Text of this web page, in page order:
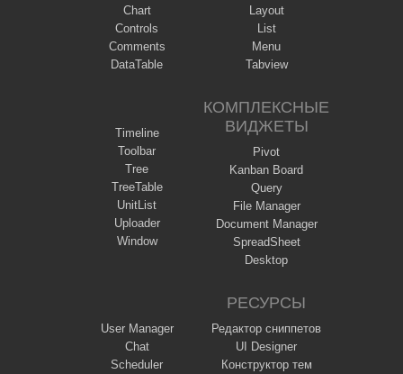
Chart
Controls
Comments
DataTable
Layout
List
Menu
Tabview
Timeline
Toolbar
Tree
TreeTable
UnitList
Uploader
Window
КОМПЛЕКСНЫЕ
ВИДЖЕТЫ
Pivot
Kanban Board
Query
File Manager
Document Manager
SpreadSheet
Desktop
User Manager
Chat
Scheduler
РЕСУРСЫ
Редактор сниппетов
UI Designer
Конструктор тем